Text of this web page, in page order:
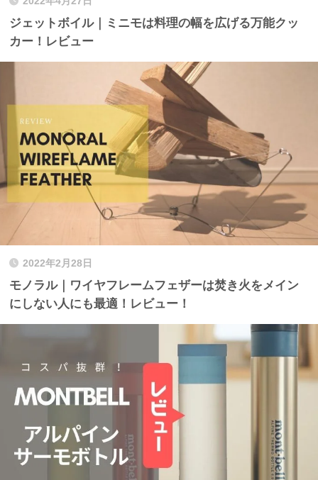
ジェットボイル｜ミニモは料理の幅を広げる万能クッ
カー！レビュー
2022年2月28日
モノラル｜ワイヤフレームフェザーは焚き火をメイン
にしない人にも最適！レビュー！